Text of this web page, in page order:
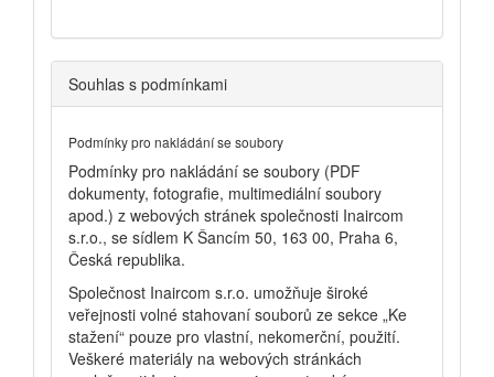
Souhlas s podmínkami
Podmínky pro nakládání se soubory
Podmínky pro nakládání se soubory (PDF
dokumenty, fotografie, multimediální soubory
apod.) z webových stránek společnosti Inaircom
s.r.o., se sídlem K Šancím 50, 163 00, Praha 6,
Česká republika.
Společnost Inaircom s.r.o. umožňuje široké
veřejnosti volné stahovaní souborů ze sekce „Ke
stažení“ pouze pro vlastní, nekomerční, použití.
Veškeré materiály na webových stránkách